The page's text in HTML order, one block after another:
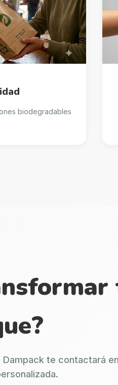
biodegradables
te contactará